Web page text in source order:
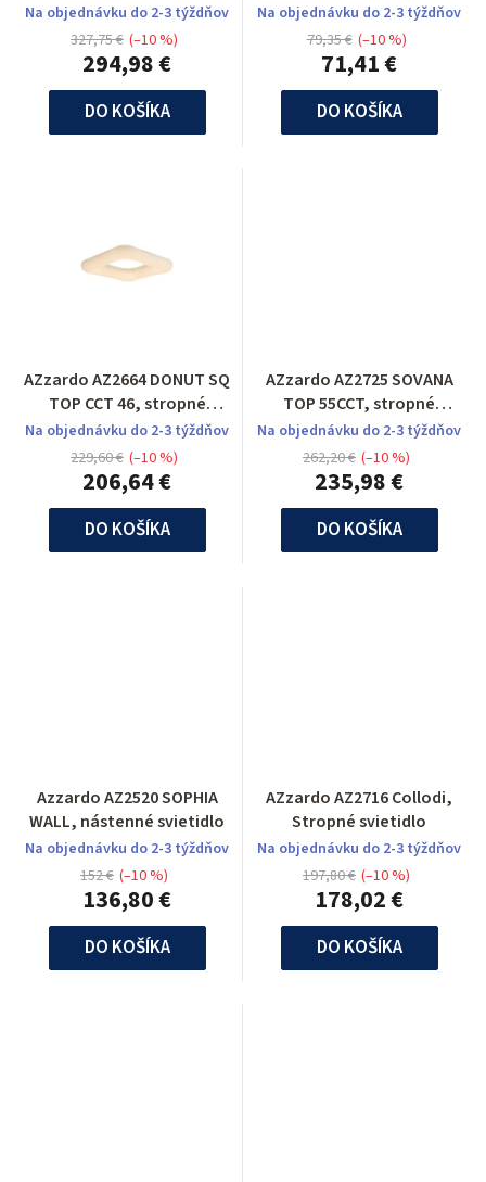
Na objednávku do 2-3 týždňov
294,98 €
327,75 € (–10 %)
DO KOŠÍKA
Na objednávku do 2-3 týždňov
71,41 €
79,35 € (–10 %)
DO KOŠÍKA
AZzardo AZ2664 DONUT SQ
TOP CCT 46, stropné
svietidlo
Na objednávku do 2-3 týždňov
206,64 €
229,60 € (–10 %)
DO KOŠÍKA
AZzardo AZ2725 SOVANA
TOP 55CCT, stropné
svietidlo
Na objednávku do 2-3 týždňov
235,98 €
262,20 € (–10 %)
DO KOŠÍKA
Azzardo AZ2520 SOPHIA
WALL, nástenné svietidlo
Na objednávku do 2-3 týždňov
136,80 €
152 € (–10 %)
DO KOŠÍKA
AZzardo AZ2716 Collodi,
Stropné svietidlo
Na objednávku do 2-3 týždňov
178,02 €
197,80 € (–10 %)
DO KOŠÍKA